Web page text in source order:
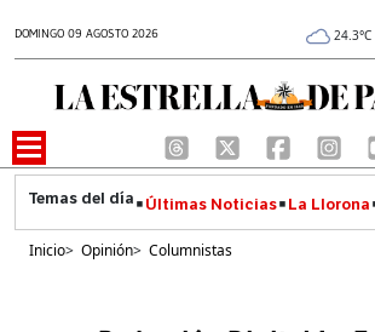
DOMINGO 09 AGOSTO 2026 24.3°C
Últimas Noticias La Llorona
Inicio> Opinión> Columnistas